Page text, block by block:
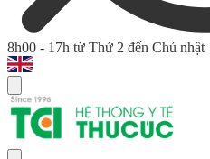
8h00 - 17h từ Thứ 2 đến Chủ nhật